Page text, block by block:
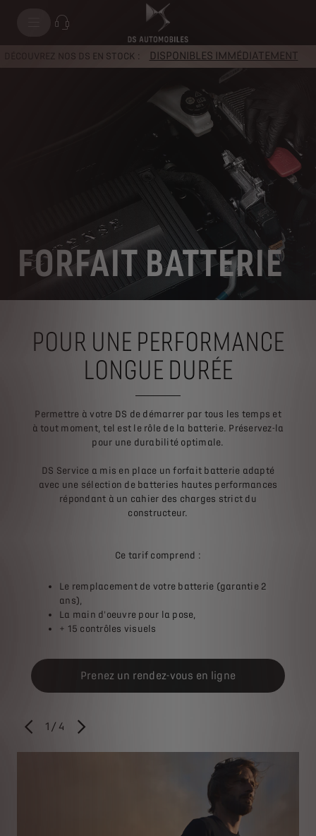
DÉCOUVREZ NOS DS EN STOCK : DISPONIBLES IMMÉDIATEMENT
FORFAIT BATTERIE
POUR UNE PERFORMANCE
LONGUE DURÉE
Permettre à votre DS de démarrer par tous les temps et
à tout moment, tel est le rôle de la batterie. Préservez-la
pour une durabilité optimale.
DS Service a mis en place un forfait batterie adapté
avec une sélection de batteries hautes performances
répondant à un cahier des charges strict du
constructeur.
Ce tarif comprend :
Le remplacement de votre batterie (garantie 2
ans),
La main d'oeuvre pour la pose,
+ 15 contrôles visuels
Prenez un rendez-vous en ligne
PRÉCÉDENT
1 / 4 SUIVANT